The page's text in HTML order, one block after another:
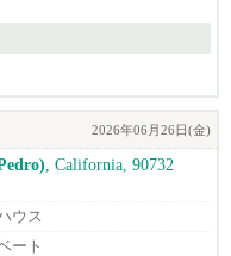
2026年06月26日(金)
, California, 90732
ウス
ート